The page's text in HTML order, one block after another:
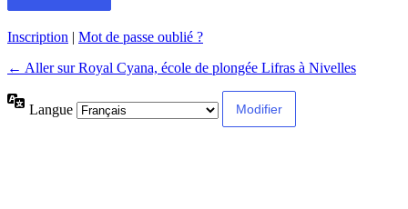
Inscription | Mot de passe oublié ?
← Aller sur Royal Cyana, école de plongée Lifras à Nivelles
Langue